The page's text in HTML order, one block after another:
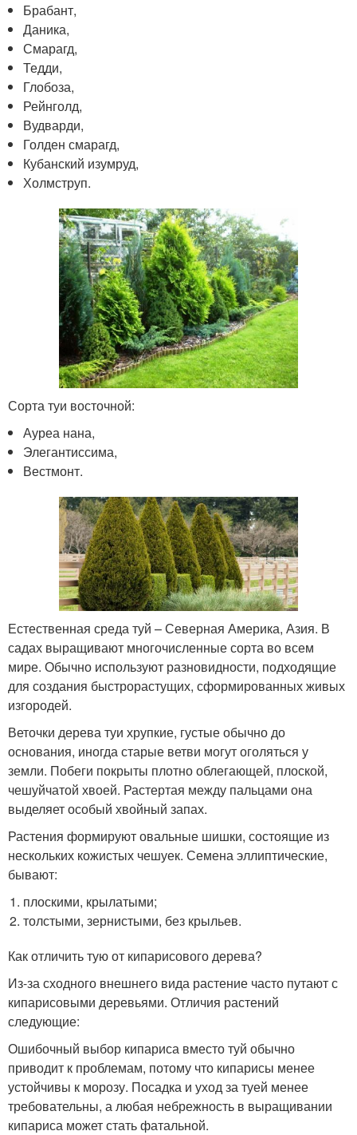
Брабант,
Даника,
Смарагд,
Тедди,
Глобоза,
Рейнголд,
Вудварди,
Голден смарагд,
Кубанский изумруд,
Холмструп.
Сорта туи восточной:
Ауреа нана,
Элегантиссима,
Вестмонт.
Естественная среда туй – Северная Америка, Азия. В
садах выращивают многочисленные сорта во всем
мире. Обычно используют разновидности, подходящие
для создания быстрорастущих, сформированных живых
изгородей.
Веточки дерева туи хрупкие, густые обычно до
основания, иногда старые ветви могут оголяться у
земли. Побеги покрыты плотно облегающей, плоской,
чешуйчатой хвоей. Растертая между пальцами она
выделяет особый хвойный запах.
Растения формируют овальные шишки, состоящие из
нескольких кожистых чешуек. Семена эллиптические,
бывают:
плоскими, крылатыми;
толстыми, зернистыми, без крыльев.
Как отличить тую от кипарисового дерева?
Из-за сходного внешнего вида растение часто путают с
кипарисовыми деревьями. Отличия растений
следующие:
Ошибочный выбор кипариса вместо туй обычно
приводит к проблемам, потому что кипарисы менее
устойчивы к морозу. Посадка и уход за туей менее
требовательны, а любая небрежность в выращивании
кипариса может стать фатальной.